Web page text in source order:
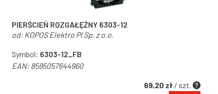
PIERŚCIEŃ ROZGAŁĘŹNY 6303-12
od: KOPOS Elektro Pl Sp. z o.o.
Symbol: 6303-12_FB
EAN:8595057644960
69,20 zł / szt.